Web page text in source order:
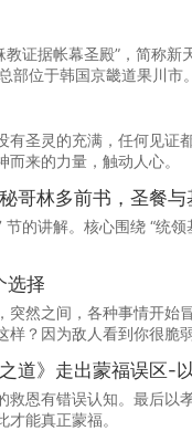
证据帐幕圣殿”，简称新
部位于韩国京畿道果川市
圣灵的充满，任何见证
来的力量，触动人心。
哥林多前书，圣餐
的讲解。核心围绕 “统领
选择
然之间，各种事情开始
？因为敌人看到你很脆
道》走出蒙福误区-
恩有错误认知。最后以
能真正蒙福。